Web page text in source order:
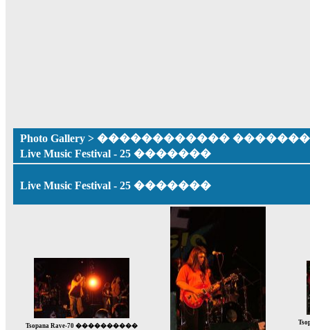
Photo Gallery > ������������ ��������
Live Music Festival - 25 �������
Live Music Festival - 25 �������
Tsopana Rave-70 ����������